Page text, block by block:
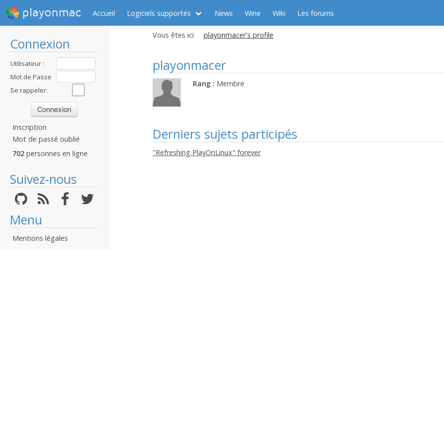
playonmac Accueil Logiciels supportés News Wine Wiki Les forums
Connexion
Utilisateur :
Mot de Passe
:Se rappeler:
Inscription
Mot de passé oublié
702 personnes en ligne
Suivez-nous
Menu
Mentions légales
Vous êtes ici playonmacer's profile
playonmacer
Rang : Membre
Derniers sujets participés
"Refreshing PlayOnLinux" forever